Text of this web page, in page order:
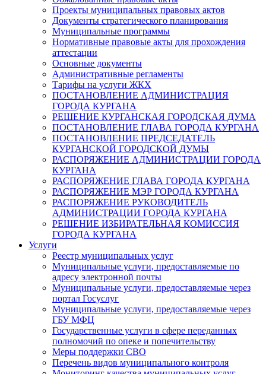
Проекты муниципальных правовых актов
Документы стратегического планирования
Муниципальные программы
Нормативные правовые акты для прохождения
аттестации
Основные документы
Административные регламенты
Тарифы на услуги ЖКХ
ПОСТАНОВЛЕНИЕ АДМИНИСТРАЦИЯ
ГОРОДА КУРГАНА
РЕШЕНИЕ КУРГАНСКАЯ ГОРОДСКАЯ ДУМА
ПОСТАНОВЛЕНИЕ ГЛАВА ГОРОДА КУРГАНА
ПОСТАНОВЛЕНИЕ ПРЕДСЕДАТЕЛЬ
КУРГАНСКОЙ ГОРОДСКОЙ ДУМЫ
РАСПОРЯЖЕНИЕ АДМИНИСТРАЦИИ ГОРОДА
КУРГАНА
РАСПОРЯЖЕНИЕ ГЛАВА ГОРОДА КУРГАНА
РАСПОРЯЖЕНИЕ МЭР ГОРОДА КУРГАНА
РАСПОРЯЖЕНИЕ РУКОВОДИТЕЛЬ
АДМИНИСТРАЦИИ ГОРОДА КУРГАНА
РЕШЕНИЕ ИЗБИРАТЕЛЬНАЯ КОМИССИЯ
ГОРОДА КУРГАНА
Услуги
Реестр муниципальных услуг
Муниципальные услуги, предоставляемые по
адресу электронной почты
Муниципальные услуги, предоставляемые через
портал Госуслуг
Муниципальные услуги, предоставляемые через
ГБУ МФЦ
Государственные услуги в сфере переданных
полномочий по опеке и попечительству
Меры поддержки СВО
Перечень видов муниципального контроля